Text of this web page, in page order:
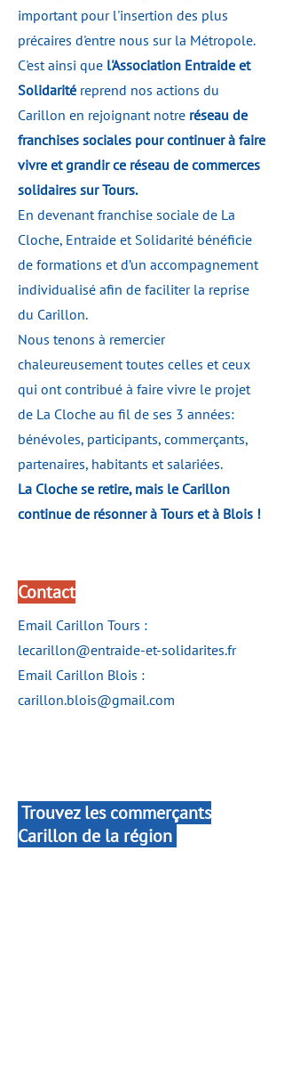
important pour l'insertion des plus
précaires d'entre nous sur la Métropole.
C'est ainsi que l'Association Entraide et
Solidarité reprend nos actions du
Carillon en rejoignant notre réseau de
franchises sociales pour continuer à faire
vivre et grandir ce réseau de commerces
solidaires sur Tours.
En devenant franchise sociale de La
Cloche, Entraide et Solidarité bénéficie
de formations et d’un accompagnement
individualisé afin de faciliter la reprise
du Carillon.
Nous tenons à remercier
chaleureusement toutes celles et ceux
qui ont contribué à faire vivre le projet
de La Cloche au fil de ses 3 années:
bénévoles, participants, commerçants,
partenaires, habitants et salariées.
La Cloche se retire, mais le Carillon
continue de résonner à Tours et à Blois !
Contact
Email Carillon Tours :
lecarillon@entraide-et-solidarites.fr
Email Carillon Blois :
carillon.blois@gmail.com
Trouvez les commerçants
Carillon de la région